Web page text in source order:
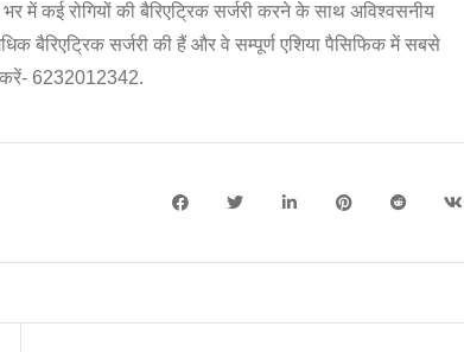
भर में कई रोगियों की बैरिएट्रिक सर्जरी करने के साथ अविश्वसनीय
बैरिएट्रिक सर्जरी की हैं और वे सम्पूर्ण एशिया पैसिफिक में सबसे
करें- 6232012342.